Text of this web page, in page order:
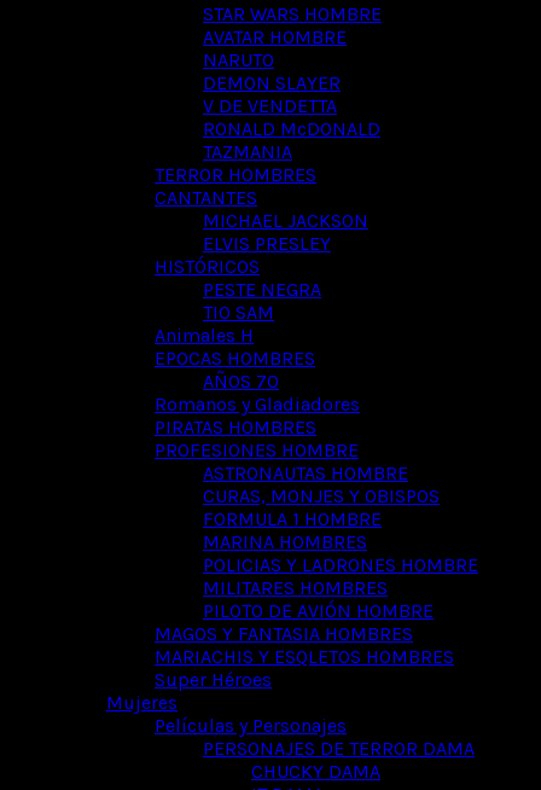
STAR WARS HOMBRE
AVATAR HOMBRE
NARUTO
DEMON SLAYER
V DE VENDETTA
RONALD McDONALD
TAZMANIA
TERROR HOMBRES
CANTANTES
MICHAEL JACKSON
ELVIS PRESLEY
HISTÓRICOS
PESTE NEGRA
TIO SAM
Animales H
EPOCAS HOMBRES
AÑOS 70
Romanos y Gladiadores
PIRATAS HOMBRES
PROFESIONES HOMBRE
ASTRONAUTAS HOMBRE
CURAS, MONJES Y OBISPOS
FORMULA 1 HOMBRE
MARINA HOMBRES
POLICIAS Y LADRONES HOMBRE
MILITARES HOMBRES
PILOTO DE AVIÓN HOMBRE
MAGOS Y FANTASIA HOMBRES
MARIACHIS Y ESQLETOS HOMBRES
Super Héroes
Mujeres
Películas y Personajes
PERSONAJES DE TERROR DAMA
CHUCKY DAMA